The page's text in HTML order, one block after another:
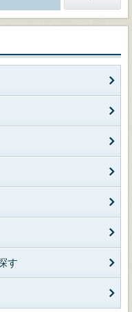
す